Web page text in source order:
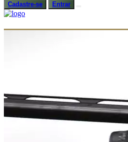
Cadastre-se Entrar